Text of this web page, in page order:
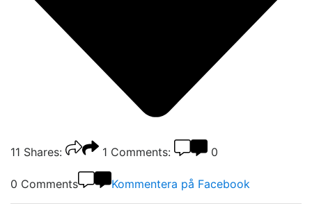
11 Shares: 1 Comments: 0
0 Comments Kommentera på Facebook